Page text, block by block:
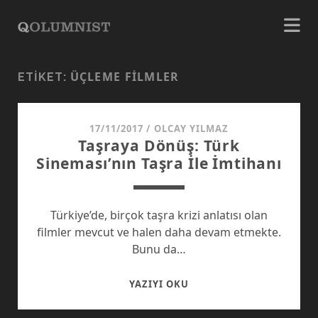
ETIKET: ÜÇLEME FILMLER
17/11/2017 / OLCAY YILMAZ
Taşraya Dönüş: Türk
Sineması’nın Taşra İle İmtihanı
Türkiye’de, birçok taşra krizi anlatısı olan
filmler mevcut ve halen daha devam etmekte.
Bunu da…
YAZIYI OKU